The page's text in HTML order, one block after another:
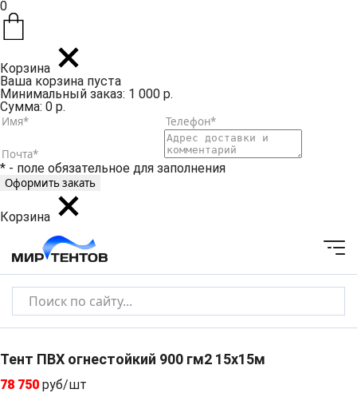
0
Корзина
Ваша корзина пуста
Минимальный заказ: 1 000 р.
Сумма: 0 р.
* - поле обязательное для заполнения
Корзина
Тент ПВХ огнестойкий 900 гм2 15х15м
78 750 руб/шт